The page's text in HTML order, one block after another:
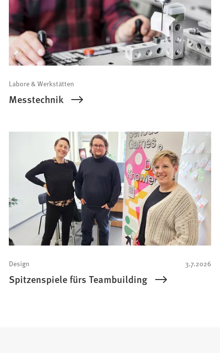
Labore & Werkstätten
Messtechnik
3.7.2026
Design
Spitzenspiele fürs Teambuilding